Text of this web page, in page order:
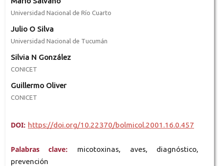
Universidad Nacional de Río Cuarto
Julio O Silva
Universidad Nacional de Tucumán
Silvia N González
CONICET
Guillermo Oliver
CONICET
DOI: https://doi.org/10.22370/bolmicol.2001.16.0.457
Palabras clave:
micotoxinas, aves, diagnóstico,
prevención